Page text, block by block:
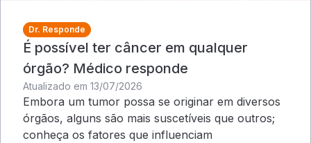
Dr. Responde
É possível ter câncer em qualquer
órgão? Médico responde
Atualizado em 13/07/2026
Embora um tumor possa se originar em diversos
órgãos, alguns são mais suscetíveis que outros;
conheça os fatores que influenciam